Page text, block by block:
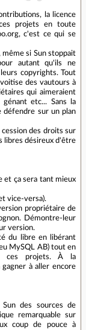
la licence
projets en toute
c'est ce qui se
si Sun stoppait
autant qu'ils ne
copyrights. Tout
des vautours à
qui aimeraient
etc... Sans la
défendre sur un plan
des droits sur
libres désireux d'être
et ça sera tant mieux
vice-versa).
propriétaire de
Démontre-leur
version.
du libre en libérant
MySQL AB) tout en
ces projets. À la
à aller encore
des sources de
remarquable sur
coup de pouce à